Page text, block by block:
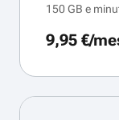
150 GB e
9,95 €/